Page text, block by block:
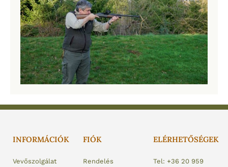
INFORMÁCIÓK
Vevőszolgálat
FIÓK
Rendelés
ELÉRHETŐSÉGEK
Tel: +36 20 959